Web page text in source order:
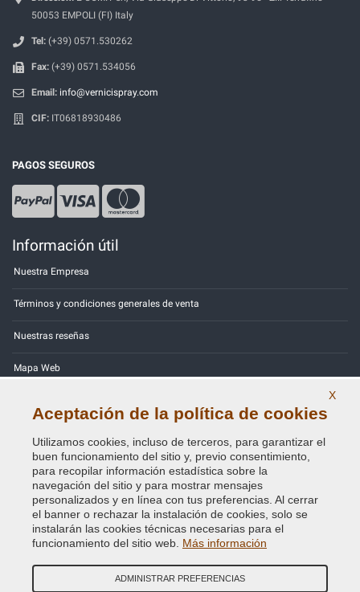
50053 EMPOLI (FI) Italy
Tel: (+39) 0571.530262
Fax: (+39) 0571.534056
Email: info@vernicispray.com
CIF: IT06818930486
PAGOS SEGUROS
Información útil
Nuestra Empresa
Términos y condiciones generales de venta
Nuestras reseñas
Mapa Web
Política de Privacidad - RGPD
Copyright © 2014 - 2026. All Rights Reserved.
X
Aceptación de la política de cookies
Utilizamos cookies, incluso de terceros, para garantizar el
buen funcionamiento del sitio y, previo consentimiento,
para recopilar información estadística sobre la
navegación del sitio y para mostrar mensajes
personalizados y en línea con tus preferencias. Al cerrar
el banner o rechazar la instalación de cookies, solo se
instalarán las cookies técnicas necesarias para el
funcionamiento del sitio web. Más información
ADMINISTRAR PREFERENCIAS